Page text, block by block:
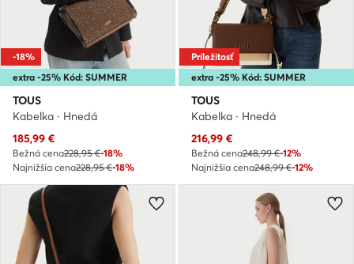
extra -25% Kód: SUMMER
-18%
TOUS
Kabelka · Hnedá
Aktuálna cena
185,99 €
Bežná cena228,95 €-18%
Najnižšia cena228,95 €-18%
extra -25% Kód: SUMMER
Príležitosť
TOUS
Kabelka · Hnedá
Aktuálna cena
216,99 €
Bežná cena248,99 €-12%
Najnižšia cena248,99 €-12%